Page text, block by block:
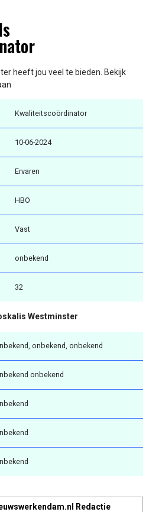
heeft jou veel te bieden. Bekijk
Kwaliteitscoördinator
10-06-2024
Ervaren
HBO
Vast
onbekend
32
Westminster
onbekend, onbekend
onbekend
Redactie